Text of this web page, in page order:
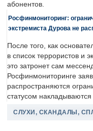
абонентов.
Росфинмониторинг:
экстремиста Дурова не
После того, как
в список террористов и
это затронет сам
Росфинмониторинге
распространяются
статусом
СЛУХИ, СКАНДАЛЫ,